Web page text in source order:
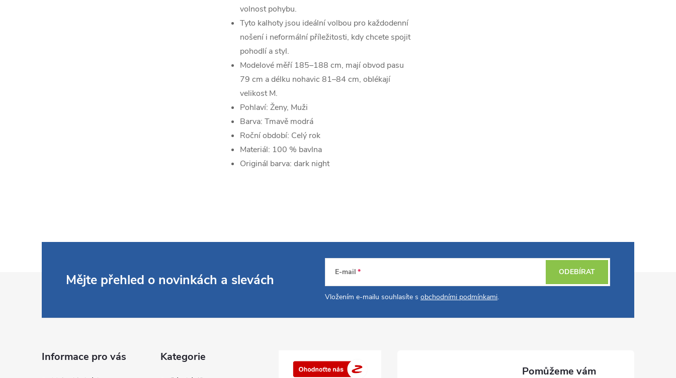
volnost pohybu.
Tyto kalhoty jsou ideální volbou pro každodenní
nošení i neformální příležitosti, kdy chcete spojit
pohodlí a styl.
Modelové měří 185–188 cm, mají obvod pasu
79 cm a délku nohavic 81–84 cm, oblékají
velikost M.
Pohlaví: Ženy, Muži
Barva: Tmavě modrá
Roční období: Celý rok
Materiál: 100 % bavlna
Originál barva: dark night
Mějte přehled o novinkách a slevách E-mail
Vložením e-mailu souhlasíte s obchodními podmínkami.
ODEBÍRAT
Informace pro vás Kategorie